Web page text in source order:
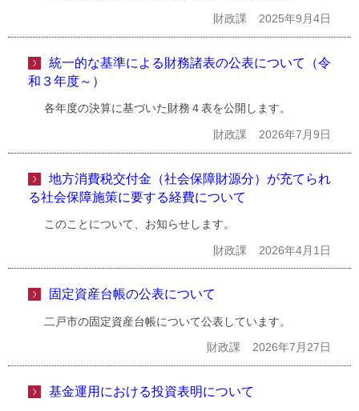
財政課 2025年9月4日
統一的な基準による財務諸表の公表について（令
和３年度～）
各年度の決算に基づいた財務４表を公開します。
財政課 2026年7月9日
地方消費税交付金（社会保障財源分）が充てられ
る社会保障施策に要する経費について
このことについて、お知らせします。
財政課 2026年4月1日
固定資産台帳の公表について
二戸市の固定資産台帳について公表しています。
財政課 2026年7月27日
基金運用における投資表明について